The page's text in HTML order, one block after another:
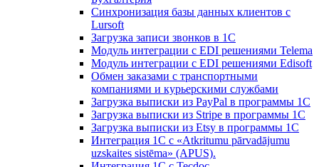
Синхронизация базы данных клиентов с
Lursoft
Загрузка записи звонков в 1С
Модуль интеграции с EDI решениями Telema
Модуль интеграции с EDI решениями Edisoft
Обмен заказами с транспортными
компаниями и курьерскими службами
Загрузка выписки из PayPal в программы 1C
Загрузка выписки из Stripe в программы 1C
Загрузка выписки из Etsy в программы 1C
Интеграция 1С с «Atkritumu pārvadājumu
uzskaites sistēma» (APUS).